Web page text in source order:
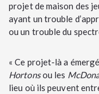
projet de maison des
ayant un trouble
ou un trouble du
« Ce projet-là a
Hortonsou les
lieu où ils peuvent